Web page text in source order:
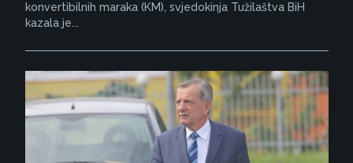
konvertibilnih maraka (KM), svjedokinja Tužilaštva BiH
kazala je...